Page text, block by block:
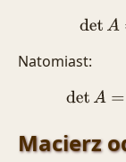
Natomiast:
Macierz